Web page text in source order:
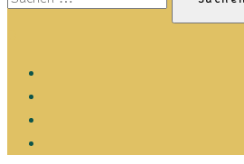
nach: